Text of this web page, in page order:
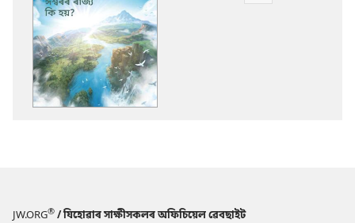
JW.ORG® / যিহোৱাৰ সাক্ষীসকলৰ অফিচিয়েল ৱেবছাইট